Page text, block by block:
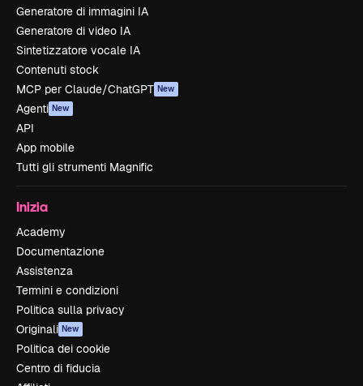
Generatore di immagini IA
Generatore di video IA
Sintetizzatore vocale IA
Contenuti stock
MCP per Claude/ChatGPT New
Agenti New
API
App mobile
Tutti gli strumenti Magnific
Inizia
Academy
Documentazione
Assistenza
Termini e condizioni
Politica sulla privacy
Originali New
Politica dei cookie
Centro di fiducia